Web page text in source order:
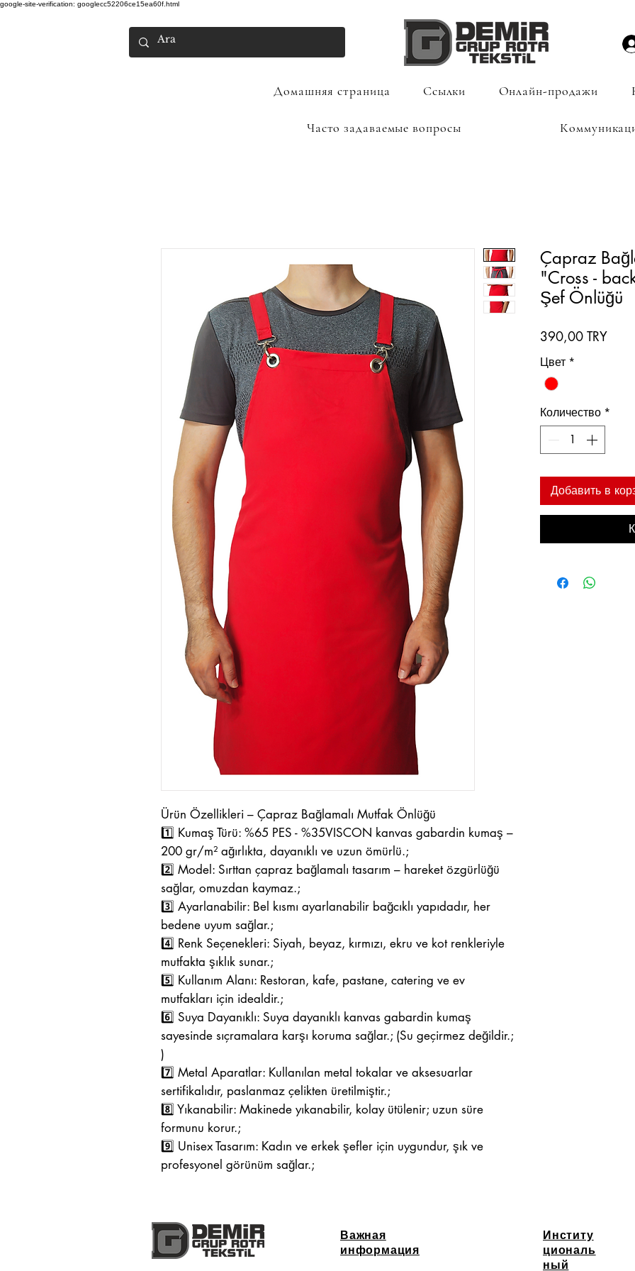
google-site-verification: googlecc52206ce15ea60f.html
Домашняя страница Ссылки Онлайн-продажи
Часто задаваемые вопросы
Ürün Özellikleri – Çapraz Bağlamalı Mutfak Önlüğü
1️⃣ Kumaş Türü: %65 PES - %35VISCON kanvas gabardin kumaş –
200 gr/m² ağırlıkta, dayanıklı ve uzun ömürlü.;
2️⃣ Model: Sırttan çapraz bağlamalı tasarım – hareket özgürlüğü
sağlar, omuzdan kaymaz.;
3️⃣ Ayarlanabilir: Bel kısmı ayarlanabilir bağcıklı yapıdadır, her
bedene uyum sağlar.;
4️⃣ Renk Seçenekleri: Siyah, beyaz, kırmızı, ekru ve kot renkleriyle
mutfakta şıklık sunar.;
5️⃣ Kullanım Alanı: Restoran, kafe, pastane, catering ve ev
mutfakları için idealdir.;
6️⃣ Suya Dayanıklı: Suya dayanıklı kanvas gabardin kumaş
sayesinde sıçramalara karşı koruma sağlar.; (Su geçirmez değildir.;
)
7️⃣ Metal Aparatlar: Kullanılan metal tokalar ve aksesuarlar
sertifikalıdır, paslanmaz çelikten üretilmiştir.;
8️⃣ Yıkanabilir: Makinede yıkanabilir, kolay ütülenir; uzun süre
formunu korur.;
9️⃣ Unisex Tasarım: Kadın ve erkek şefler için uygundur, şık ve
profesyonel görünüm sağlar.;
Çapraz
"Cross -
Şef Önlüğü
390,00 TRYЦена
Цвет *
Количество *
Добавить в
Важная
информация
Институ
циональ
ный